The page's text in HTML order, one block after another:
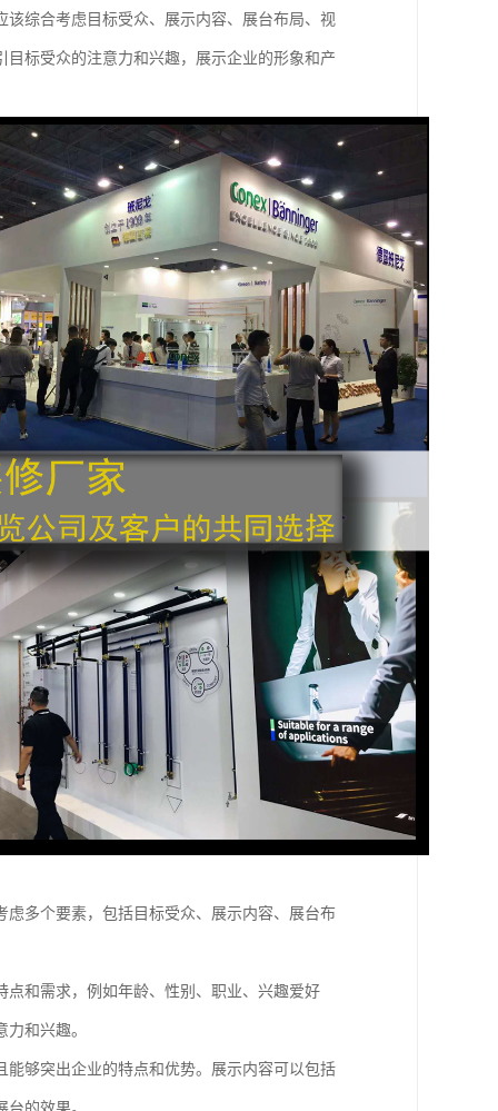
综合考虑目标受众、展示内容、展台布局、视
标受众的注意力和兴趣，展示企业的形象和产
多个要素，包括目标受众、展示内容、展台布
和需求，例如年龄、性别、职业、兴趣爱好
和兴趣。
够突出企业的特点和优势。展示内容可以包括